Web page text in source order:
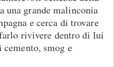
una grande malinconia
e cerca di trovare
rivivere dentro di lui
smog e